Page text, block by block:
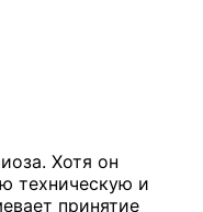
Хотя он
техническую и
принятие